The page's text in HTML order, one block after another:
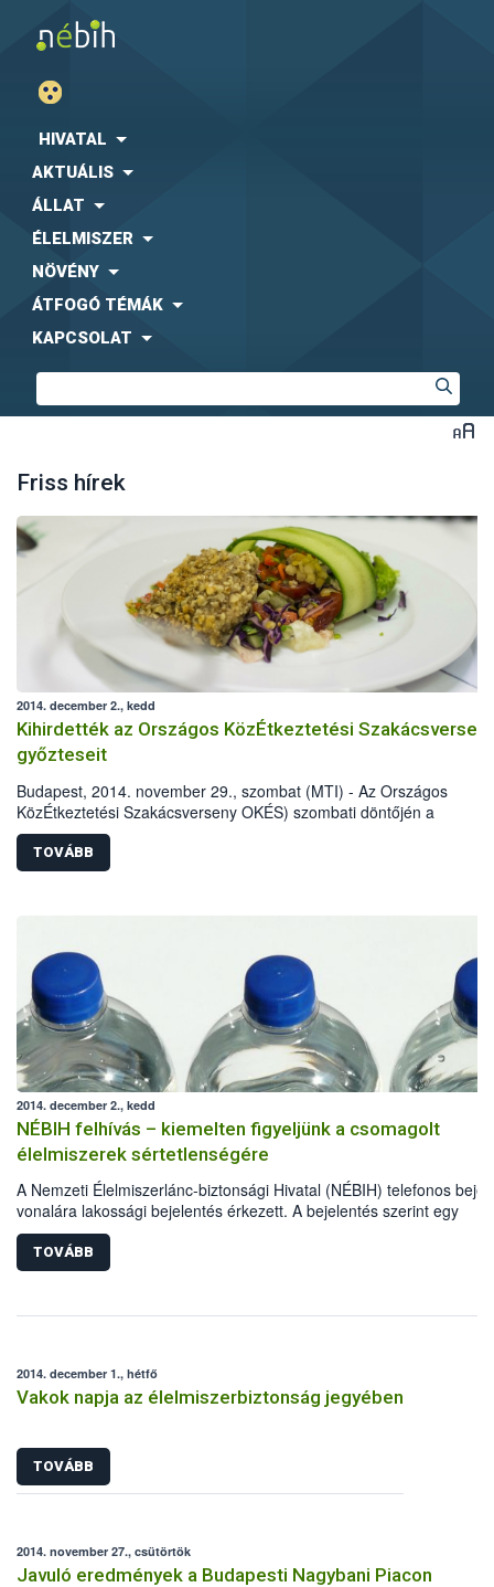
HIVATAL
AKTUÁLIS
ÁLLAT
ÉLELMISZER
NÖVÉNY
ÁTFOGÓ TÉMÁK
KAPCSOLAT
Friss hírek
2014. december 2., kedd
Kihirdették az Országos KözÉtkeztetési
győzteseit
Budapest, 2014. november 29., szombat (MTI) - Az Országos
KözÉtkeztetési Szakácsverseny OKÉS) szombati döntőjén a
rendezvénymenü kategóriában Kehidakustány csapata, a napi
kategóriában pedig a Sodexo Magyarország Kft. csapata lett a
TOVÁBB
2014. december 2., kedd
NÉBIH felhívás – kiemelten figyeljünk a csomagolt
élelmiszerek sértetlenségére
A Nemzeti Élelmiszerlánc-biztonsági Hivatal (NÉBIH) telefonos
vonalára lakossági bejelentés érkezett. A bejelentés szerint egy
üzletlánc - budapesti üzleteiben kapható - sajátmárkás palackozott
és élelmiszer termékei esetében szándékos szennyezés
feltehetően gazdasági kár okozása céljából.
TOVÁBB
2014. december 1., hétfő
Vakok napja az élelmiszerbiztonság jegyében
TOVÁBB
2014. november 27., csütörtök
Javuló eredmények a Budapesti Nagybani Piacon